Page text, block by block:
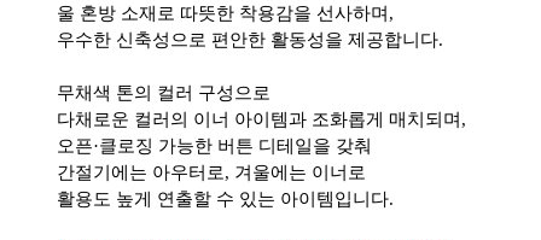
울 혼방 소재로 따뜻한 착용감을 선사하며,
우수한 신축성으로 편안한 활동성을 제공합니다.
무채색 톤의 컬러 구성으로
다채로운 컬러의 이너 아이템과 조화롭게 매치되며,
오픈·클로징 가능한 버튼 디테일을 갖춰
간절기에는 아우터로, 겨울에는 이너로
활용도 높게 연출할 수 있는 아이템입니다.